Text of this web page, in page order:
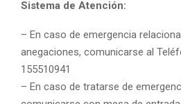
Sistema de Atención:
– En caso de emergencia
anegaciones, comunicarse al
155510941
– En caso de tratarse de